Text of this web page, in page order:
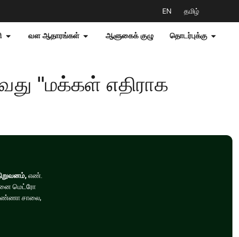
EN தமிழ்
வள ஆதாரங்கள் ஆளுகைக் குழு தொடர்புக்கு
"மக்கள் எதிராக
எண்.
மெட்ரோ
சாலை,